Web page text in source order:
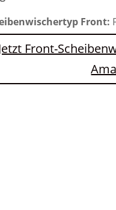
Front:
Front-